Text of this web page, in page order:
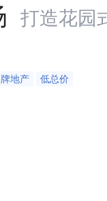
打造花园
地产 低总价